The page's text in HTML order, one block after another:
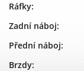
Ráfky:
Zadní náboj:
Přední náboj:
Brzdy: